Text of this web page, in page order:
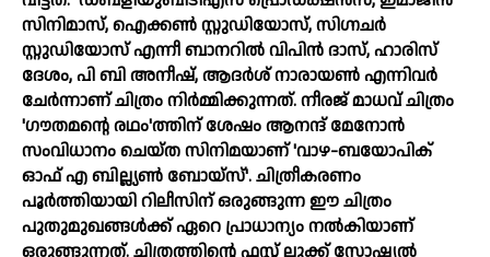
സിനിമാസ്, ഐക്കണ്‍ സ്റ്റുഡിയോസ്, സിഗ്നചര്‍
സ്റ്റുഡിയോസ് എന്നീ ബാനറില്‍ വിപിന്‍ ദാസ്, ഹാരിസ്
ദേശം, പി ബി അനീഷ്, ആദര്‍ശ് നാരായണ്‍ എന്നിവര്‍
ചേര്‍ന്നാണ് ചിത്രം നിര്‍മ്മിക്കുന്നത്. നീരജ് മാധവ് ചിത്രം
'ഗൗതമന്റെ രഥം'ത്തിന് ശേഷം ആനന്ദ് മേനോന്‍
സംവിധാനം ചെയ്ത സിനിമയാണ് 'വാഴ-ബയോപിക്
ഓഫ് എ ബില്ല്യണ്‍ ബോയ്സ്'. ചിത്രീകരണം
പൂര്‍ത്തിയായി റിലീസിന് ഒരുങ്ങുന്ന ഈ ചിത്രം
പുതുമുഖങ്ങള്‍ക്ക് ഏറെ പ്രാധാന്യം നല്‍കിയാണ്